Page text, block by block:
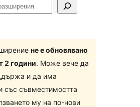
не е обновявано
2 години. Може вече да
и да има
със съвместимостта
му на по-нови